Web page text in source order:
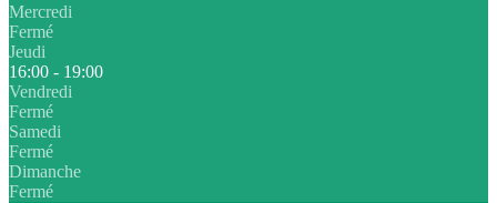
Mercredi
Fermé
Jeudi
16:00 - 19:00
Vendredi
Fermé
Samedi
Fermé
Dimanche
Fermé